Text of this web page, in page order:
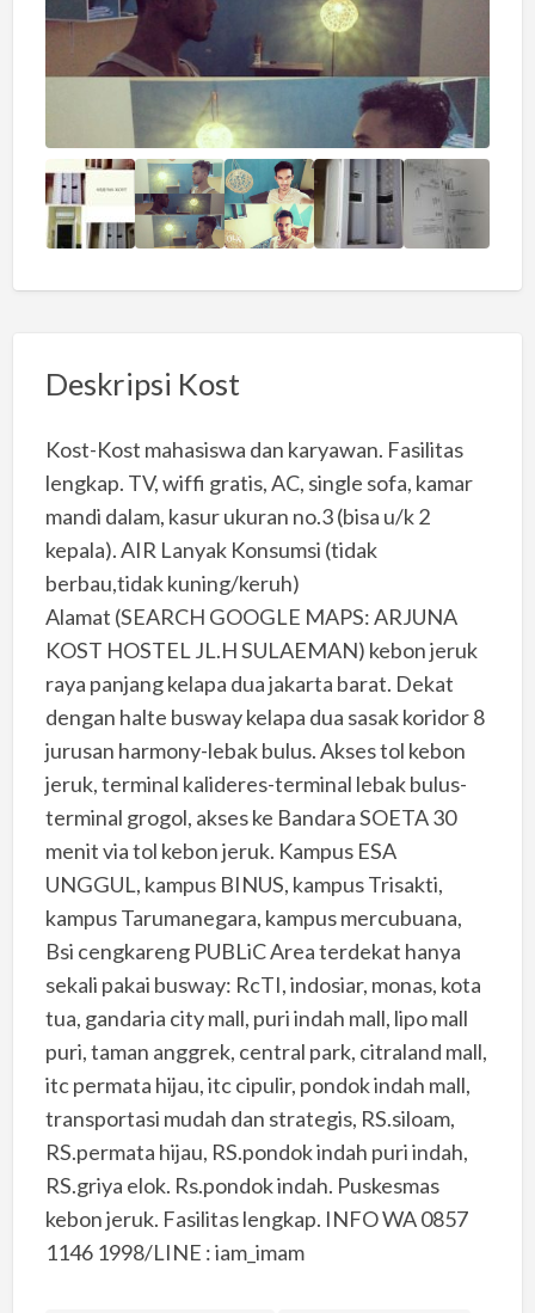
Deskripsi Kost
Kost-Kost mahasiswa dan karyawan. Fasilitas
lengkap. TV, wiffi gratis, AC, single sofa, kamar
mandi dalam, kasur ukuran no.3 (bisa u/k 2
kepala). AIR Lanyak Konsumsi (tidak
berbau,tidak kuning/keruh)
Alamat (SEARCH GOOGLE MAPS: ARJUNA
KOST HOSTEL JL.H SULAEMAN) kebon jeruk
raya panjang kelapa dua jakarta barat. Dekat
dengan halte busway kelapa dua sasak koridor 8
jurusan harmony-lebak bulus. Akses tol kebon
jeruk, terminal kalideres-terminal lebak bulus-
terminal grogol, akses ke Bandara SOETA 30
menit via tol kebon jeruk. Kampus ESA
UNGGUL, kampus BINUS, kampus Trisakti,
kampus Tarumanegara, kampus mercubuana,
Bsi cengkareng PUBLiC Area terdekat hanya
sekali pakai busway: RcTI, indosiar, monas, kota
tua, gandaria city mall, puri indah mall, lipo mall
puri, taman anggrek, central park, citraland mall,
itc permata hijau, itc cipulir, pondok indah mall,
transportasi mudah dan strategis, RS.siloam,
RS.permata hijau, RS.pondok indah puri indah,
RS.griya elok. Rs.pondok indah. Puskesmas
kebon jeruk. Fasilitas lengkap. INFO WA 0857
1146 1998/LINE : iam_imam